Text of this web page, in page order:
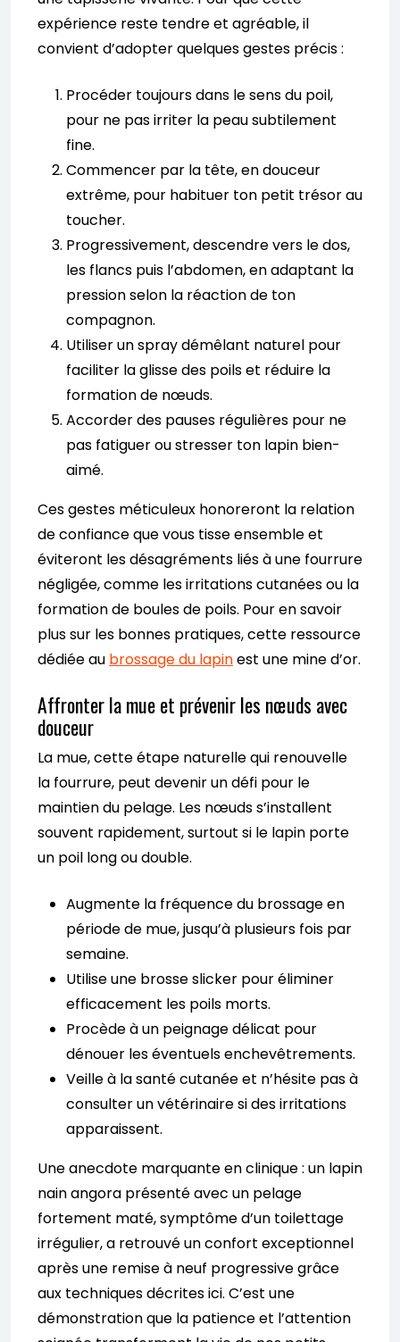
expérience reste tendre et agréable, il
convient d’adopter quelques gestes précis :
Procéder toujours dans le sens du poil,
pour ne pas irriter la peau subtilement
fine.
Commencer par la tête, en douceur
extrême, pour habituer ton petit trésor au
toucher.
Progressivement, descendre vers le dos,
les flancs puis l’abdomen, en adaptant la
pression selon la réaction de ton
compagnon.
Utiliser un spray démêlant naturel pour
faciliter la glisse des poils et réduire la
formation de nœuds.
Accorder des pauses régulières pour ne
pas fatiguer ou stresser ton lapin bien-
aimé.
Ces gestes méticuleux honoreront la relation
de confiance que vous tisse ensemble et
éviteront les désagréments liés à une fourrure
négligée, comme les irritations cutanées ou la
formation de boules de poils. Pour en savoir
plus sur les bonnes pratiques, cette ressource
dédiée au brossage du lapinest une mine d’or.
Affronter la mue et prévenir les nœuds avec
douceur
La mue, cette étape naturelle qui renouvelle
la fourrure, peut devenir un défi pour le
maintien du pelage. Les nœuds s’installent
souvent rapidement, surtout si le lapin porte
un poil long ou double.
Augmente la fréquence du brossage en
période de mue, jusqu’à plusieurs fois par
semaine.
Utilise une brosse slicker pour éliminer
efficacement les poils morts.
Procède à un peignage délicat pour
dénouer les éventuels enchevêtrements.
Veille à la santé cutanée et n’hésite pas à
consulter un vétérinaire si des irritations
apparaissent.
Une anecdote marquante en clinique : un lapin
nain angora présenté avec un pelage
fortement maté, symptôme d’un toilettage
irrégulier, a retrouvé un confort exceptionnel
après une remise à neuf progressive grâce
aux techniques décrites ici. C’est une
démonstration que la patience et l’attention